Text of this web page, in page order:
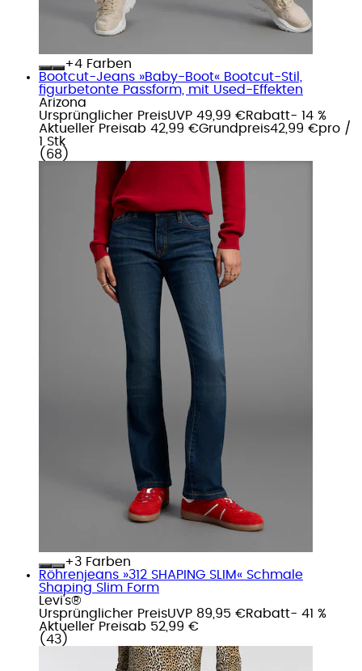
+
Farben
Bootcut-Jeans »Baby-Boot« Bootcut-Stil,
figurbetonte Passform, mit Used-Effekten
Arizona
Ursprünglicher PreisUVP 49,99 €Rabatt- 14 %
Aktueller Preisab 42,99 €Grundpreis42,99 €pro /
1 Stk
( 68 )
+
Farben
Röhrenjeans »312 SHAPING SLIM« Schmale
Shaping Slim Form
Levi's®
Ursprünglicher PreisUVP 89,95 €Rabatt- 41 %
Aktueller Preisab 52,99 €
( 43 )